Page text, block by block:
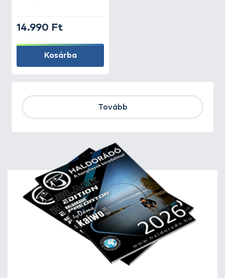
14.990 Ft
Kosárba
Tovább